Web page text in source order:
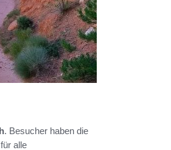
. Besucher haben die
alle